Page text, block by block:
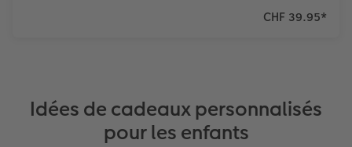
CHF 39.95*
Idées de cadeaux personnalisés
pour les enfants